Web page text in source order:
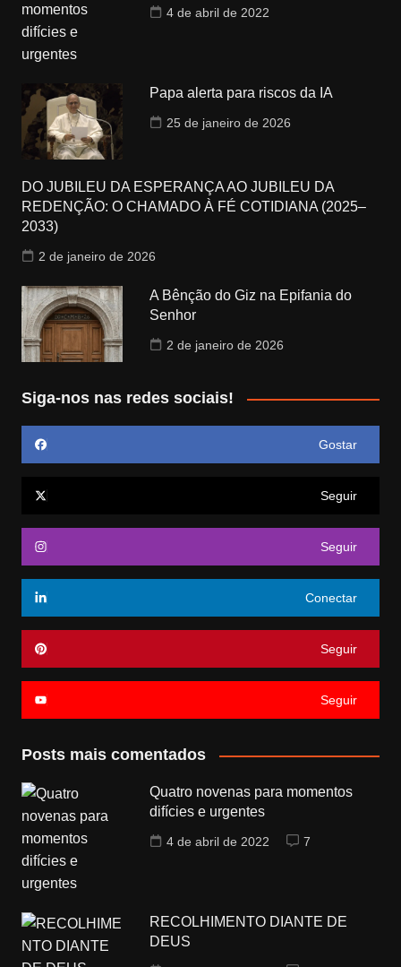
4 de abril de 2022
Papa alerta para riscos da IA
25 de janeiro de 2026
DO JUBILEU DA ESPERANÇA AO JUBILEU DA
REDENÇÃO: O CHAMADO À FÉ COTIDIANA (2025–
2033)
2 de janeiro de 2026
A Bênção do Giz na Epifania do
Senhor
2 de janeiro de 2026
Siga-nos nas redes sociais!
Gostar
Seguir
Seguir
Conectar
Seguir
Seguir
Posts mais comentados
Quatro novenas para momentos
difícies e urgentes
4 de abril de 2022 7
RECOLHIMENTO DIANTE DE
DEUS